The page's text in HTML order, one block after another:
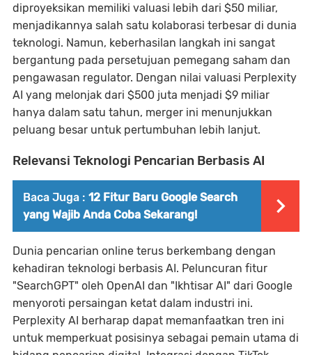
diproyeksikan memiliki valuasi lebih dari $50 miliar,
menjadikannya salah satu kolaborasi terbesar di dunia
teknologi. Namun, keberhasilan langkah ini sangat
bergantung pada persetujuan pemegang saham dan
pengawasan regulator. Dengan nilai valuasi Perplexity
AI yang melonjak dari $500 juta menjadi $9 miliar
hanya dalam satu tahun, merger ini menunjukkan
peluang besar untuk pertumbuhan lebih lanjut.
Relevansi Teknologi Pencarian Berbasis AI
Baca Juga : 12 Fitur Baru Google Search
yang Wajib Anda Coba Sekarang!
Dunia pencarian online terus berkembang dengan
kehadiran teknologi berbasis AI. Peluncuran fitur
"SearchGPT" oleh OpenAI dan "Ikhtisar AI" dari Google
menyoroti persaingan ketat dalam industri ini.
Perplexity AI berharap dapat memanfaatkan tren ini
untuk memperkuat posisinya sebagai pemain utama di